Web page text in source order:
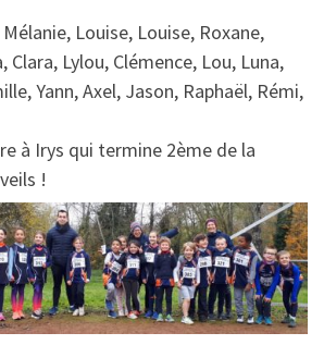
Louise, Louise, Roxane,
Clara, Lylou, Clémence, Lou, Luna,
Yann, Axel, Jason, Raphaël, Rémi,
à Irys qui termine 2ème de la
!